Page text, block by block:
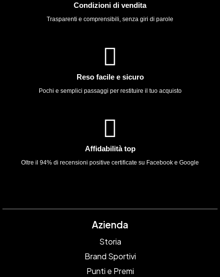
Condizioni di vendita
Trasparenti e comprensibili, senza giri di parole
Reso facile e sicuro
Pochi e semplici passaggi per restituire il tuo acquisto
Affidabilità top
Oltre il 94% di recensioni positive certificate su Facebook e Google
Azienda
Storia
Brand Sportivi
Punti e Premi